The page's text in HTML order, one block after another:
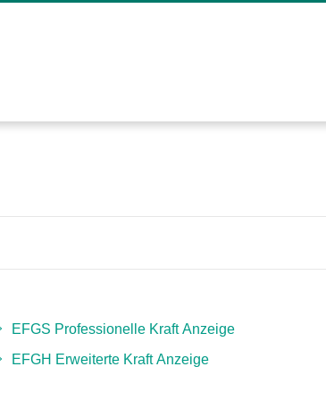
EFGS Professionelle Kraft Anzeige
EFGH Erweiterte Kraft Anzeige